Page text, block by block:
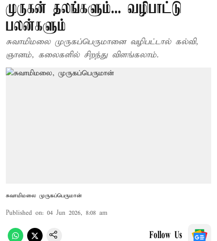
முருகன் தலங்களும்... வழிபாட்டு
பலன்களும்
சுவாமிமலை முருகப்பெருமானை வழிபட்டால் கல்வி,
ஞானம், கலைகளில் சிறந்து விளங்கலாம்.
சுவாமிமலை முருகப்பெருமான்
Published on: 04 Jun 2026, 8:08 am
Follow Us